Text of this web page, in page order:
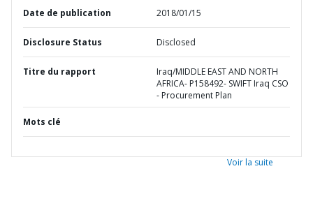
Date de publication 2018/01/15
Disclosure Status Disclosed
Titre du rapport
Iraq/MIDDLE EAST AND NORTH
AFRICA- P158492- SWIFT Iraq CSO
- Procurement Plan
Mots clé
Voir la suite